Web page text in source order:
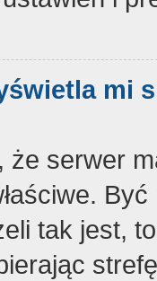
mi
że serwer
tak jest,